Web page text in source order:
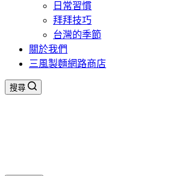
日常習慣
拜拜技巧
台灣的季節
關於我們
三風製麵網路商店
搜尋